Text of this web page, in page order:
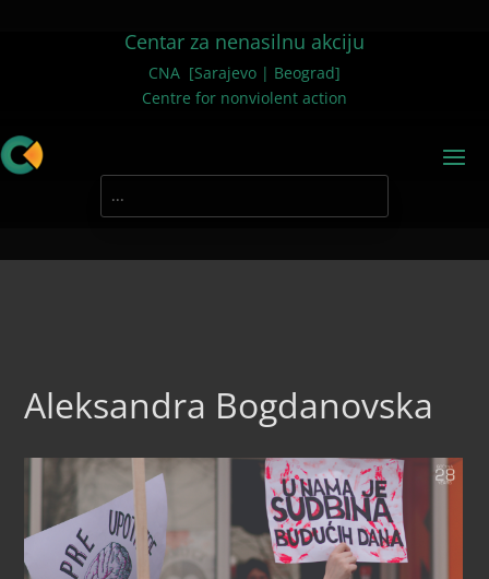
Centar za nenasilnu akciju
CNA [Sarajevo | Beograd]
Centre for nonviolent action
Aleksandra Bogdanovska